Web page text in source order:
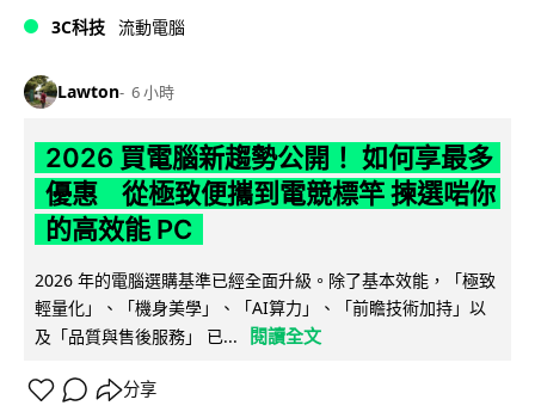
3C科技 流動電腦
Lawton 6 小時
2026 買電腦新趨勢公開！ 如何享最多
優惠 從極致便攜到電競標竿 揀選啱你
的高效能 PC
2026 年的電腦選購基準已經全面升級。除了基本效能，「極致
輕量化」、「機身美學」、「AI算力」、「前瞻技術加持」以
及「品質與售後服務」 已...
閱讀全文
分享